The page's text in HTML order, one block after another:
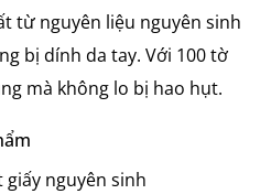
từ nguyên liệu nguyên sinh
bị dính da tay. Với 100 tờ
mà không lo bị hao hụt.
giấy nguyên sinh